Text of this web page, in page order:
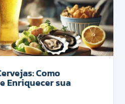
Como
Enriquecer sua